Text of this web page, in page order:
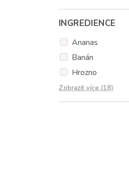
INGREDIENCE
Ananas
Banán
Hrozno
Hruška
Jablka
Zobrazit více (18)